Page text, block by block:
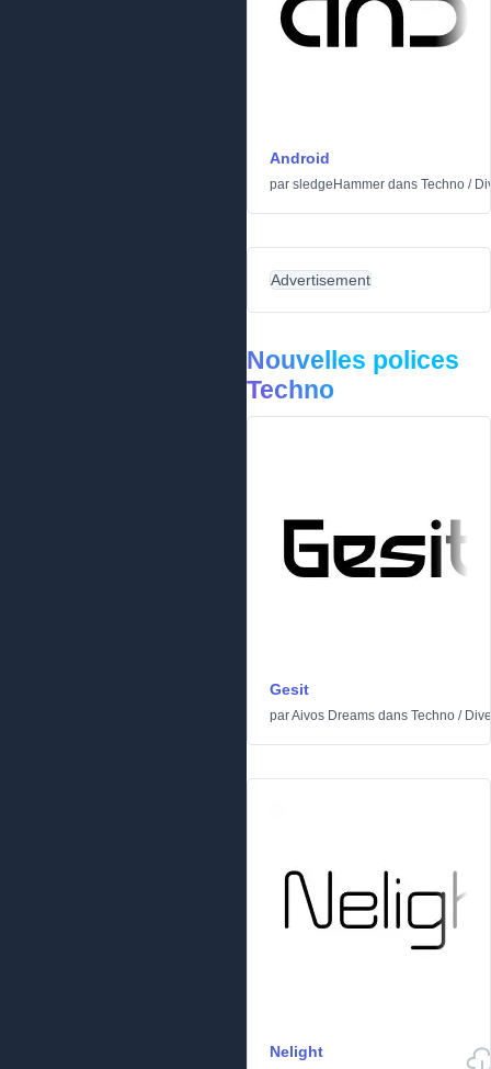
Android
par sledgeHammer dans Techno /
Advertisement
Nouvelles polices
Techno
Gesit
parAivos Dreams dans Techno /
Nelight